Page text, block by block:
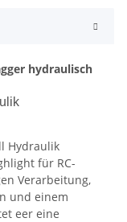
hydraulisch
Hydraulik
für RC-
Verarbeitung,
und einem
eer eine